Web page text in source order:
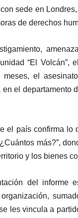
sede en
de derechos
“El Volcán”,
meses, el
el departamento
el país confirma lo
más?”,
y los bienes
del informe
les vincula a